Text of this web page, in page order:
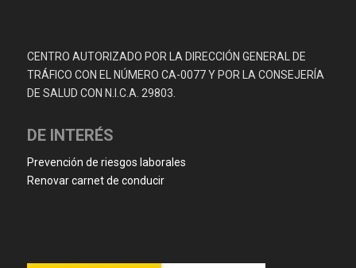
CENTRO AUTORIZADO POR LA DIRECCIÓN GENERAL DE
TRÁFICO CON EL NÚMERO CA-0077 Y POR LA CONSEJERÍA
DE SALUD CON N.I.C.A. 29803.
DE INTERÉS
Prevención de riesgos laborales
Renovar carnet de conducir